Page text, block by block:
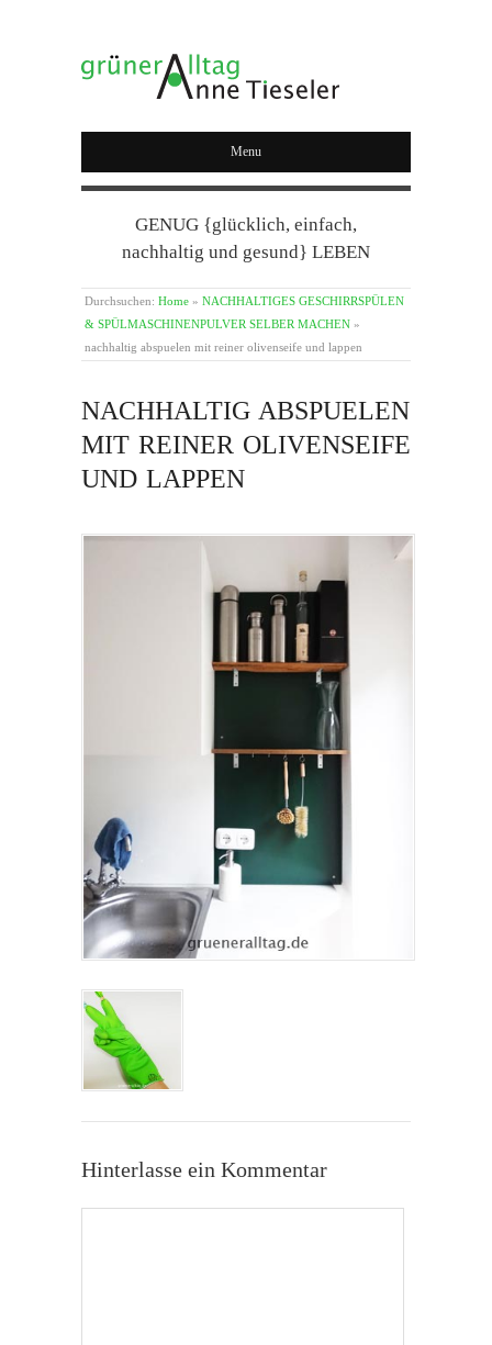
GRÜNER ALLTAG
Menu
GENUG {glücklich, einfach,
nachhaltig und gesund} LEBEN
Durchsuchen: Home » NACHHALTIGES GESCHIRRSPÜLEN
& SPÜLMASCHINENPULVER SELBER MACHEN »
nachhaltig abspuelen mit reiner olivenseife und lappen
NACHHALTIG ABSPUELEN
MIT REINER OLIVENSEIFE
UND LAPPEN
Hinterlasse ein Kommentar